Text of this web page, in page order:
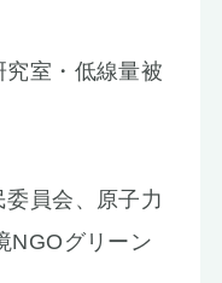
室・低線量被
員会、原子力
NGOグリーン